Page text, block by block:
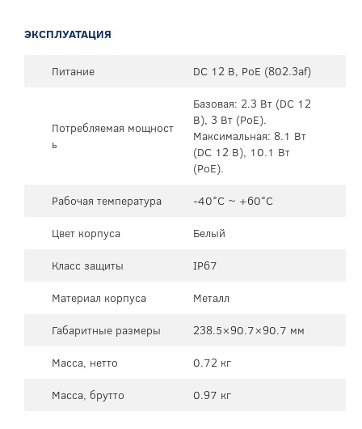
ЭКСПЛУАТАЦИЯ
Питание DC 12 В, PoE (802.3af)
Потребляемая мощност
ь
Базовая: 2.3 Вт (DC 12
В), 3 Вт (PoE).
Максимальная: 8.1 Вт
(DC 12 В), 10.1 Вт
(PoE).
Рабочая температура
-40°C ~ +60°C
Цвет корпуса
Белый
Класс защиты
IP67
Материал корпуса
Металл
Габаритные размеры
238.5×90.7×90.7 мм
Масса, нетто
0.72 кг
Масса, брутто
0.97 кг